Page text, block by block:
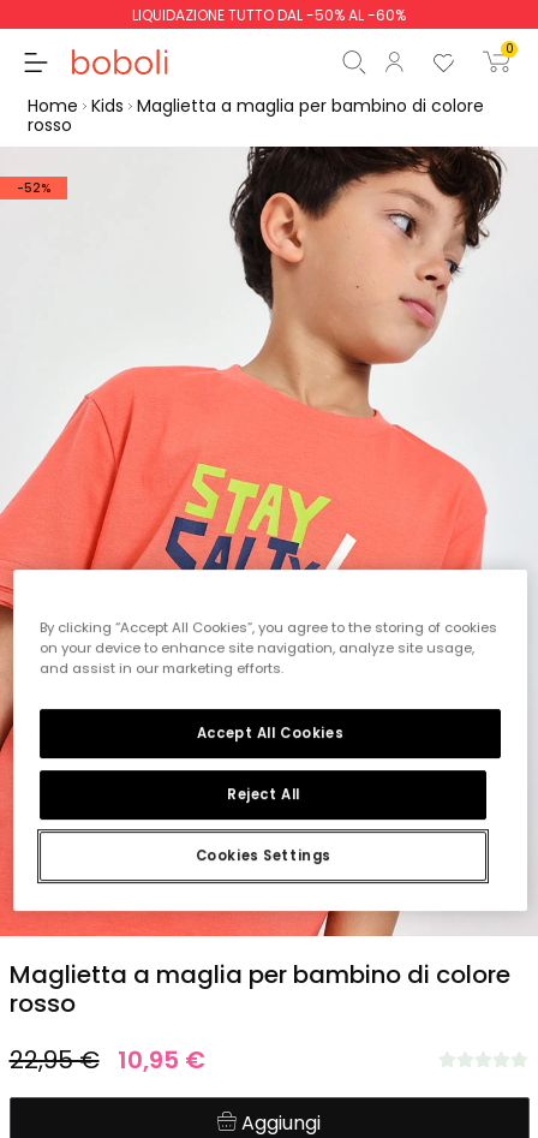
LIQUIDAZIONE TUTTO DAL -50% AL -60%
0
0,00 €
0,00 €
Inizio ordine
Home Kids Maglietta a maglia per bambino di colore
rosso
-52%
Maglietta a maglia per bambino di colore
rosso
22,95 € 10,95 €
Aggiungi
By clicking “Accept All Cookies”, you agree to the storing of cookies
on your device to enhance site navigation, analyze site usage,
and assist in our marketing efforts.
Cookies Settings
Reject All
Accept All Cookies